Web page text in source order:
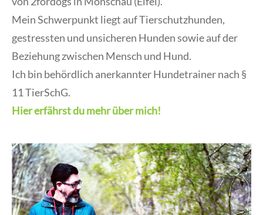
Mein Schwerpunkt liegt auf Tierschutzhunden,
gestressten und unsicheren Hunden sowie auf der
Beziehung zwischen Mensch und Hund.
Ich bin behördlich anerkannter Hundetrainer nach §
11 TierSchG.
Hier erfährst du mehr über mich!